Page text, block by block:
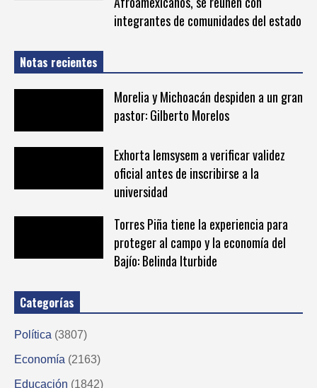
integrantes de comunidades del estado
Notas recientes
Morelia y Michoacán despiden a un gran
pastor: Gilberto Morelos
Exhorta Iemsysem a verificar validez
oficial antes de inscribirse a la
universidad
Torres Piña tiene la experiencia para
proteger al campo y la economía del
Bajío: Belinda Iturbide
Categorías
Política (3807)
Economía (2163)
Educación (1842)